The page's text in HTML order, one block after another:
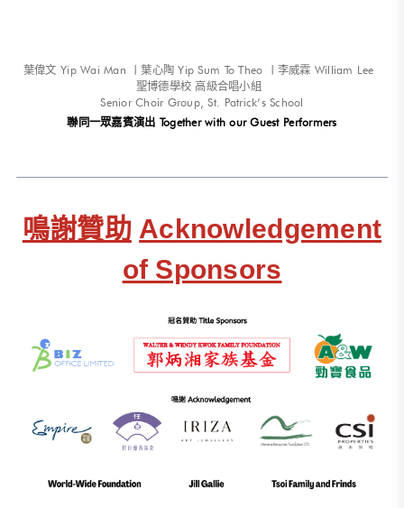
葉偉文 Yip Wai Man 〡葉心陶 Yip Sum To Theo 〡李威霖 William Lee
聖博德學校 高級合唱小組
Senior Choir Group, St. Patrick’s School
聯同一眾嘉賓演出 Together with our Guest Performers
鳴謝贊助 Acknowledgement
of Sponsors